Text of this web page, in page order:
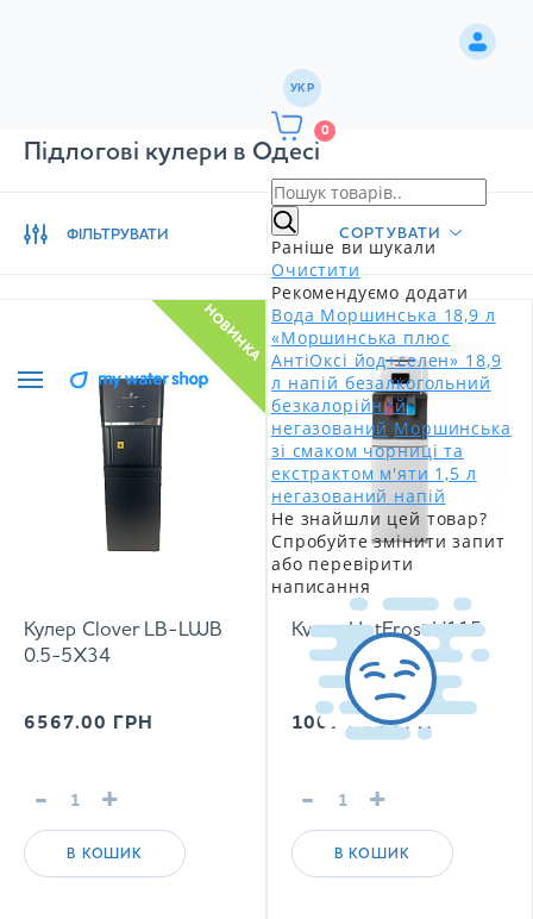
УКР
0
Раніше ви шукали
Очистити
Рекомендуємо додати
Вода Моршинська 18,9 л
«Моршинська плюс
АнтіОксі йод+селен» 18,9
л напій безалкогольний
безкалорійний
негазований Моршинська
зі смаком чорниці та
екстрактом м'яти 1,5 л
негазований напій
Не знайшли цей товар?
Спробуйте змінити запит
або перевірити
написання
Підлогові кулери в Одесі
ФІЛЬТРУВАТИ СОРТУВАТИ
Кулер Clover LB-LWB
0.5-5X34
6567.00 ГРН
- +
В КОШИК
НОВИНКА
Кулер HotFrost V115
10074.00ГРН
- +
В КОШИК